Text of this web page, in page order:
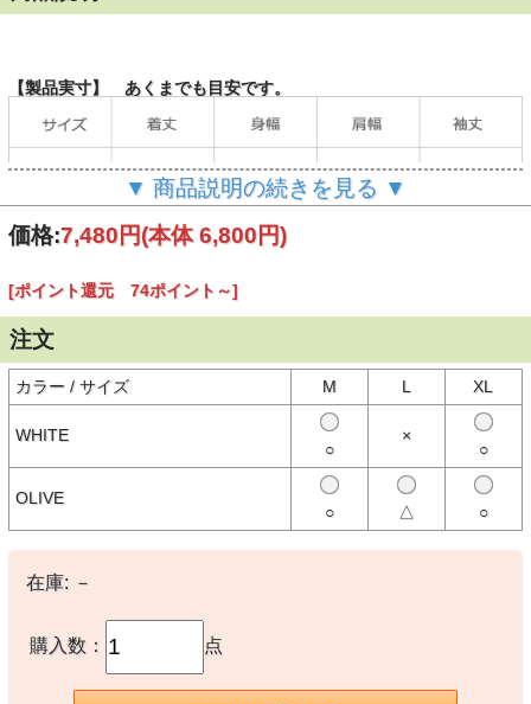
【製品実寸】 あくまでも目安です。
（単位：cm）
当店の計測方法はこちらをご確認ください。
【商品説明】
Pherrow's（フェローズ）夏の定番ヘンリーネックTシャツ。
3つボタン仕様のフロント、切りっぱなしにロックミシンが施された
ネック部分、縫い代幅があえて広めにとられた袖口がクラシカルな雰
囲気を演出。
【素材】
▼ 商品説明の続きを見る ▼
価格:7,480円(本体 6,800円)
[ポイント還元 74ポイント～]
注文
カラー / サイズ M L XL
WHITE
○
×
○
OLIVE
○
△ ○
在庫: －
購入数： 点